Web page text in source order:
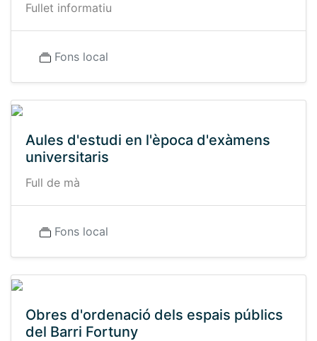
Fullet informatiu
Fons local
Aules d'estudi en l'època d'exàmens
universitaris
Full de mà
Fons local
Obres d'ordenació dels espais públics
del Barri Fortuny